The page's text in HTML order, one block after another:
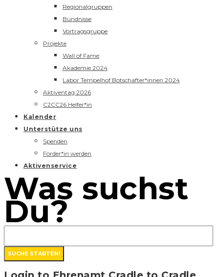
Regionalgruppen
Bündnisse
Vortragsgruppe
Projekte
Wall of Fame
Akademie 2024
Labor Tempelhof Botschafter*innen 2024
Aktiventag 2026
C2CC26 Helfer*in
Kalender
Unterstütze uns
Spenden
Förder*in werden
Aktivenservice
Was suchst
Du?